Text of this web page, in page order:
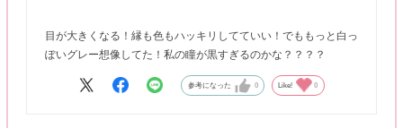
目が大きくなる！縁も色もハッキリしてていい！でももっと白っ
ぽいグレー想像してた！私の瞳が黒すぎるのかな？？？？
参考になった 0 Like! 0